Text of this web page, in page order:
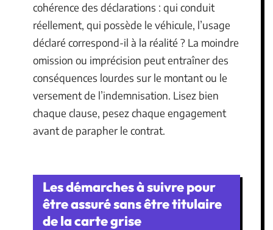
cohérence des déclarations : qui conduit
réellement, qui possède le véhicule, l’usage
déclaré correspond-il à la réalité ? La moindre
omission ou imprécision peut entraîner des
conséquences lourdes sur le montant ou le
versement de l’indemnisation. Lisez bien
chaque clause, pesez chaque engagement
avant de parapher le contrat.
Les démarches à suivre pour
être assuré sans être titulaire
de la carte grise